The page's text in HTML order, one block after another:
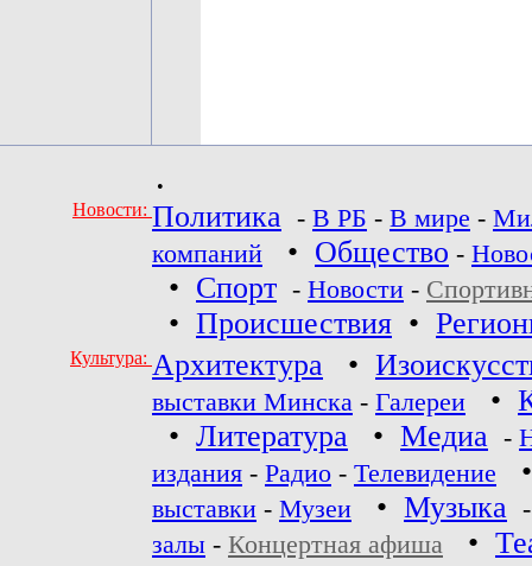
•
Новости: Политика - В РБ - В мире -
компаний
• Общество -
• Спорт - Новости -
• Происшествия •
Культура: Архитектура •
выставки Минска - Галереи •
• Литература • Медиа -
издания - Радио - Телевидение
выставки - Музеи • Музыка
залы - Концертная афиша •